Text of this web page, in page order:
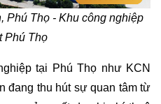
Phú Thọ - Khu công nghiệp
Phú Thọ
tại Phú Thọ như KCN
đang thu hút sự quan tâm từ